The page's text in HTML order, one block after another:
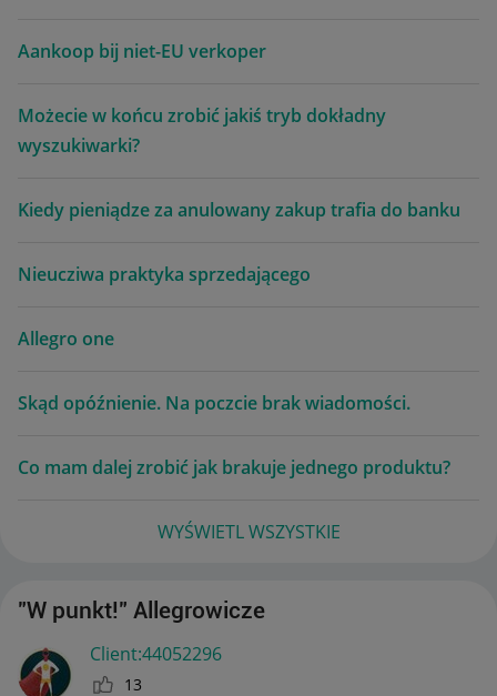
Aankoop bij niet-EU verkoper
Możecie w końcu zrobić jakiś tryb dokładny
wyszukiwarki?
Kiedy pieniądze za anulowany zakup trafia do banku
Nieucziwa praktyka sprzedającego
Allegro one
Skąd opóźnienie. Na poczcie brak wiadomości.
Co mam dalej zrobić jak brakuje jednego produktu?
WYŚWIETL WSZYSTKIE
"W punkt!" Allegrowicze
Client:44052296
13